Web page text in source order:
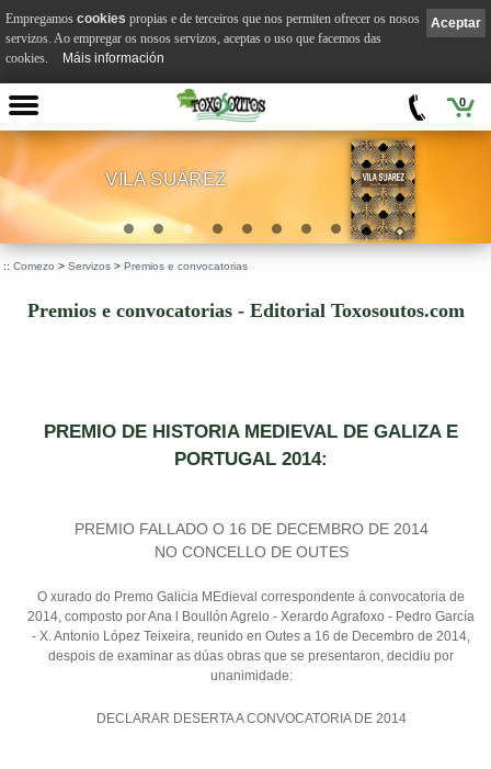
0
VILA SUÁREZ
:: Comezo > Servizos > Premios e convocatorias
Premios e convocatorias - Editorial Toxosoutos.com
PREMIO DE HISTORIA MEDIEVAL DE GALIZA E
PORTUGAL 2014:
PREMIO FALLADO O 16 DE DECEMBRO DE 2014
NO CONCELLO DE OUTES
O xurado do Premo Galicia MEdieval correspondente á convocatoria de
2014, composto por Ana l Boullón Agrelo - Xerardo Agrafoxo - Pedro García
- X. Antonio López Teixeira, reunido en Outes a 16 de Decembro de 2014,
despois de examinar as dúas obras que se presentaron, decidiu por
unanimidade:
DECLARAR DESERTA A CONVOCATORIA DE 2014
Aceptar
Empregamos cookies propias e de terceiros que nos permiten ofrecer os nosos
servizos. Ao empregar os nosos servizos, aceptas o uso que facemos das
cookies.
Máis información